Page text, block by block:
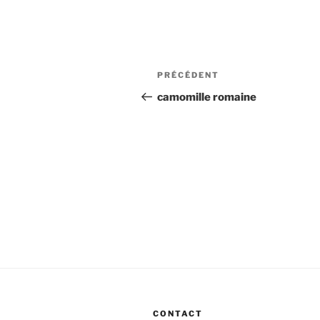
Navigation
de
Article
précédent
PRÉCÉDENT
camomille romaine
CONTACT